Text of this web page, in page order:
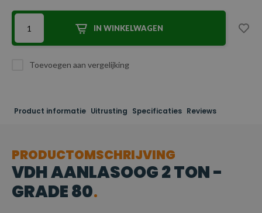
IN WINKELWAGEN
Toevoegen aan vergelijking
Product informatie Uitrusting Specificaties Reviews
PRODUCTOMSCHRIJVING
VDH AANLASOOG 2 TON -
GRADE 80